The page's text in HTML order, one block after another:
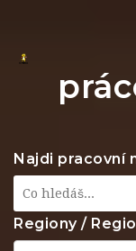
Najdi pracovní
Regiony /